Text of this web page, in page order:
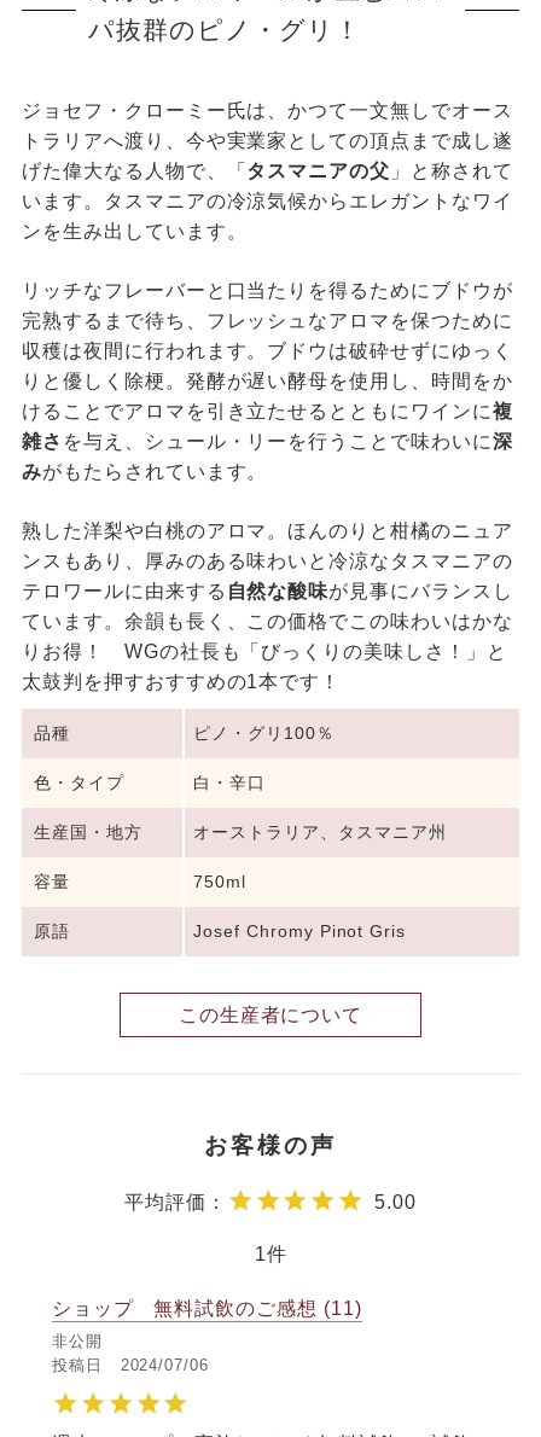
パ抜群のピノ・グリ！
ジョセフ・クローミー氏は、かつて一文無しでオース
トラリアへ渡り、今や実業家としての頂点まで成し遂
げた偉大なる人物で、「 タスマニアの父 」と称されて
います。タスマニアの冷涼気候からエレガントなワイ
ンを生み出しています。
リッチなフレーバーと口当たりを得るためにブドウが
完熟するまで待ち、フレッシュなアロマを保つために
収穫は夜間に行われます。ブドウは破砕せずにゆっく
りと優しく除梗。発酵が遅い酵母を使用し、時間をか
けることでアロマを引き立たせるとともにワインに複
雑さ を与え、シュール・リーを行うことで味わいに深
みがもたらされています。
熟した洋梨や白桃のアロマ。ほんのりと柑橘のニュア
ンスもあり、厚みのある味わいと冷涼なタスマニアの
テロワールに由来する 自然な酸味が見事にバランスし
ています。余韻も長く、この価格でこの味わいはかな
りお得！ WGの社長も「びっくりの美味しさ！」と
太鼓判を押すおすすめの1本です！
品種 ピノ・グリ100％
色・タイプ 白・辛口
生産国・地方 オーストラリア、タスマニア州
容量 750ml
原語 Josef Chromy Pinot Gris
この生産者について
5.00
1
ショップ 無料試飲のご感想 11
非公開
投稿日
2024/07/06